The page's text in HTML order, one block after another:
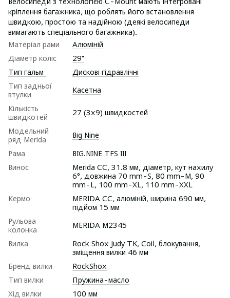
кріплення багажника, що роблять його встановлення
швидкою, простою та надійною (деякі велосипеди
вимагають спеціального багажника).
Матеріал рами
Алюміній
Діаметр коліс
29"
Тип гальм
Дискові гідравлічні
Тип задньої
втулки
Касетна
Кількість
швидкотей
27 (3х9) швидкостей
Модельний
ряд Merida
Big Nine
Рама
BIG.NINE TFS III
Винос
Merida CC, 31.8 мм, діаметр, кут нахилу
6°, довжина 70 mm-S, 80 mm-M, 90
mm-L, 100 mm-XL, 110 mm-XXL
Кермо
MERIDA CC, алюміній, ширина 690 мм,
підйом 15 мм
Рульова
колонка
MERIDA M2345
Вилка
Rock Shox Judy TK, Coil, блокування,
зміщення вилки 46 мм
Бренд вилки
RockShox
Тип вилки
Пружина-масло
Хід вилки
100 мм